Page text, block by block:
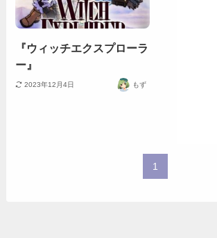
『ウィッチエクスプローラ
ー』
2023年12月4日 もず
1